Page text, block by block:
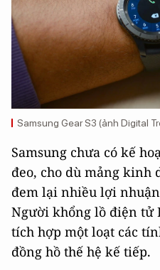
Samsung Gear S3 (ảnh Digital
Samsung chưa có kế
đeo, cho dù mảng kinh
đem lại nhiều lợi
Người khổng lồ điện tử
tích hợp một loạt các
đồng hồ thế hệ kế tiếp.